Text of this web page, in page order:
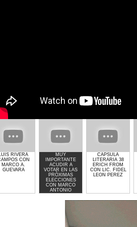
RIVERA
CON
MARCO A.
GUEVARA
MUY
IMPORTANTE
ACUDIR A
VOTAR EN LAS
PRÓXIMAS
ELECCIONES
CON MARCO
ANTONIO
GUEVARA
CAPSULA
LITERARIA 38
ERICH FROM
CON LIC. FIDEL
LEON PEREZ